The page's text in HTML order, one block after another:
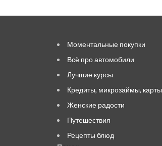
Моментальные покупки
Всё про автомобили
Лучшие курсы
Кредиты, микрозаймы, карты
Женские радости
Путешествия
Рецепты блюд